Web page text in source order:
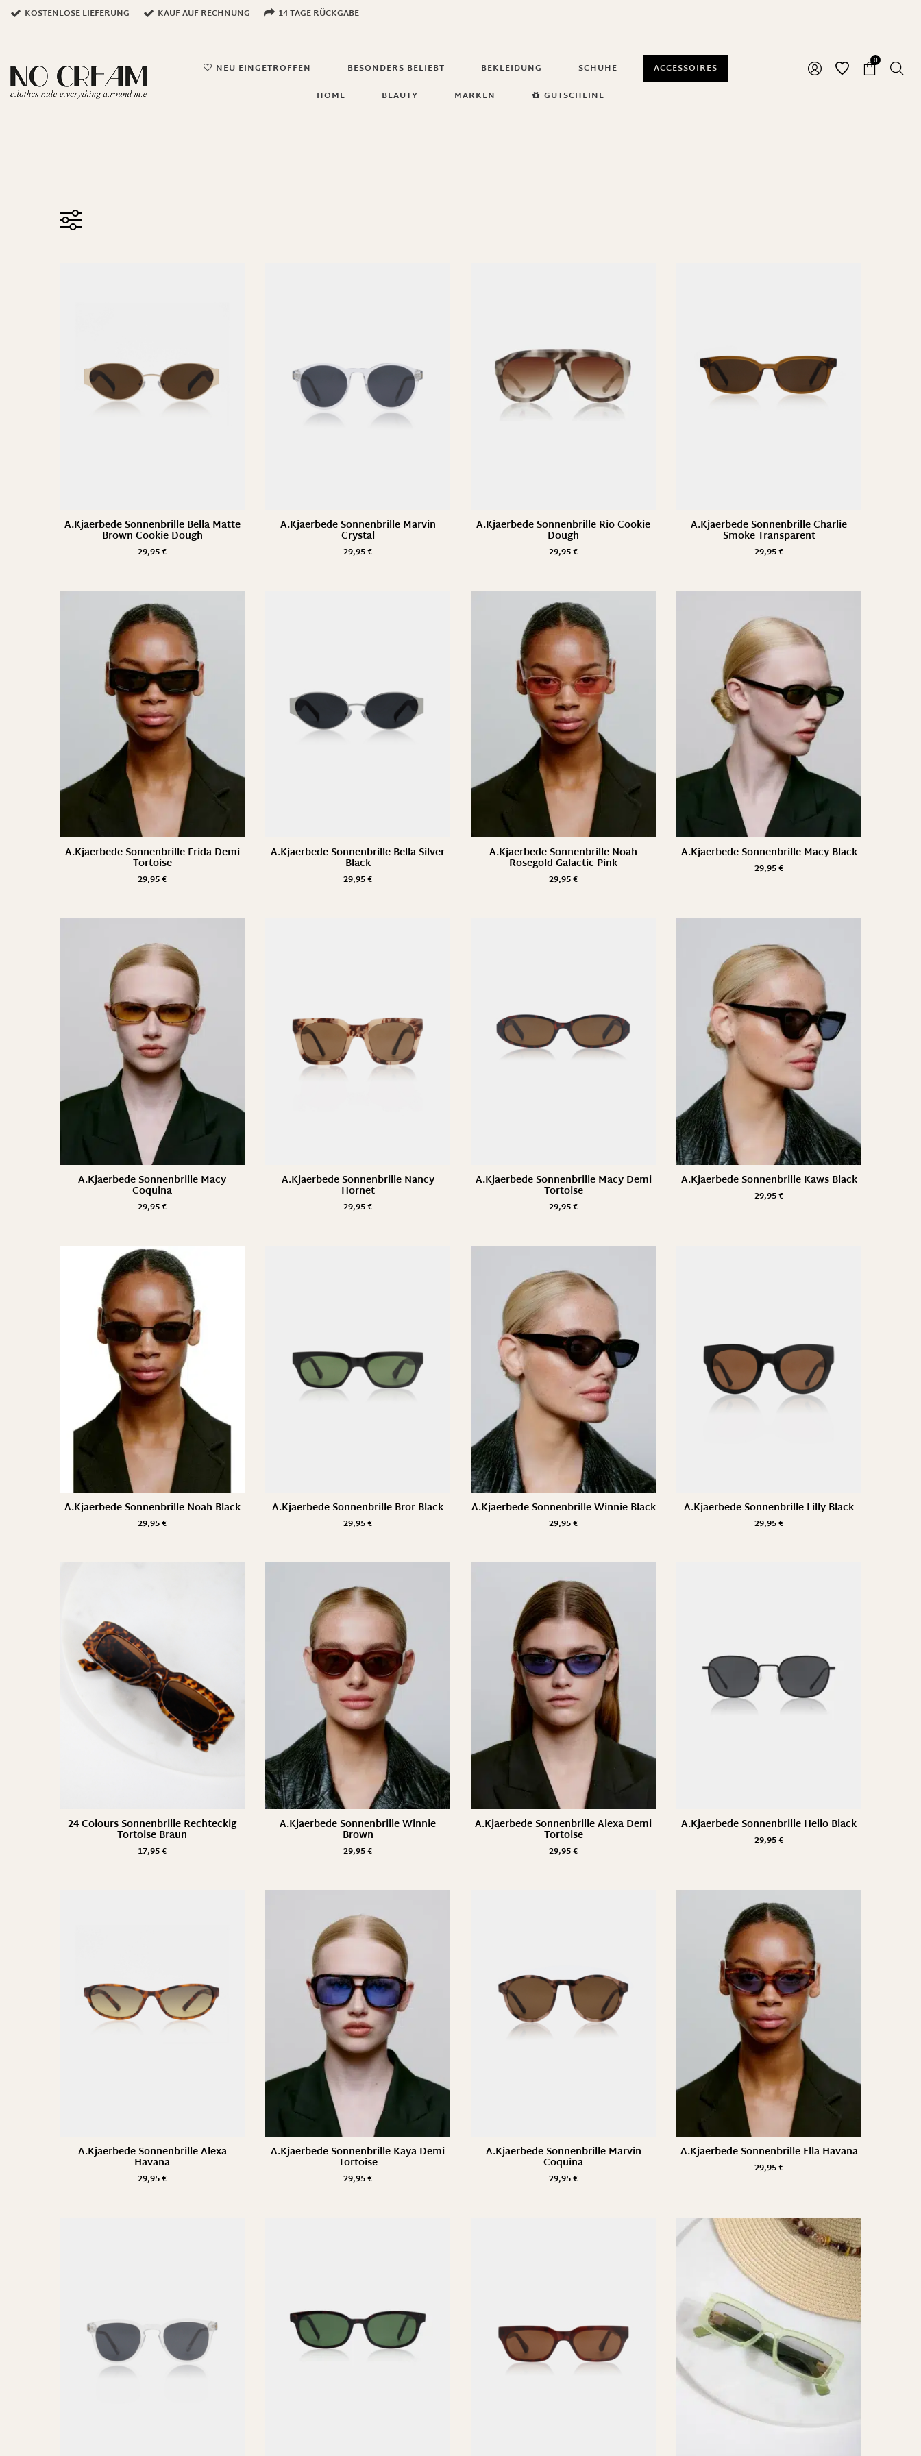
KOSTENLOSE LIEFERUNG KAUF AUF RECHNUNG 14 TAGE RÜCKGABE
NEU EINGETROFFEN BESONDERS BELIEBT BEKLEIDUNG SCHUHE
ACCESSOIRES
HOME
BEAUTY MARKEN GUTSCHEINE
0
Suche
A.Kjaerbede Sonnenbrille Bella Matte
Brown Cookie Dough
29,95€
A.Kjaerbede Sonnenbrille Marvin
Crystal
29,95€
A.Kjaerbede Sonnenbrille Rio Cookie
Dough
29,95€
A.Kjaerbede Sonnenbrille Charlie
Smoke Transparent
29,95€
A.Kjaerbede Sonnenbrille Frida Demi
Tortoise
29,95€
A.Kjaerbede Sonnenbrille Bella Silver
Black
29,95€
A.Kjaerbede Sonnenbrille Noah
Rosegold Galactic Pink
29,95€
A.Kjaerbede Sonnenbrille Macy Black
29,95€
A.Kjaerbede Sonnenbrille Macy
Coquina
29,95€
A.Kjaerbede Sonnenbrille Nancy
Hornet
29,95€
A.Kjaerbede Sonnenbrille Macy Demi
Tortoise
29,95€
A.Kjaerbede Sonnenbrille Kaws Black
29,95€
A.Kjaerbede Sonnenbrille Noah Black
29,95€
A.Kjaerbede Sonnenbrille Bror Black
29,95€
A.Kjaerbede Sonnenbrille Winnie Black
29,95€
A.Kjaerbede Sonnenbrille Lilly Black
29,95€
24 Colours Sonnenbrille Rechteckig
Tortoise Braun
17,95€
A.Kjaerbede Sonnenbrille Winnie
Brown
29,95€
A.Kjaerbede Sonnenbrille Alexa Demi
Tortoise
29,95€
A.Kjaerbede Sonnenbrille Hello Black
29,95€
A.Kjaerbede Sonnenbrille Alexa
Havana
29,95€
A.Kjaerbede Sonnenbrille Kaya Demi
Tortoise
29,95€
A.Kjaerbede Sonnenbrille Marvin
Coquina
29,95€
A.Kjaerbede Sonnenbrille Ella Havana
29,95€